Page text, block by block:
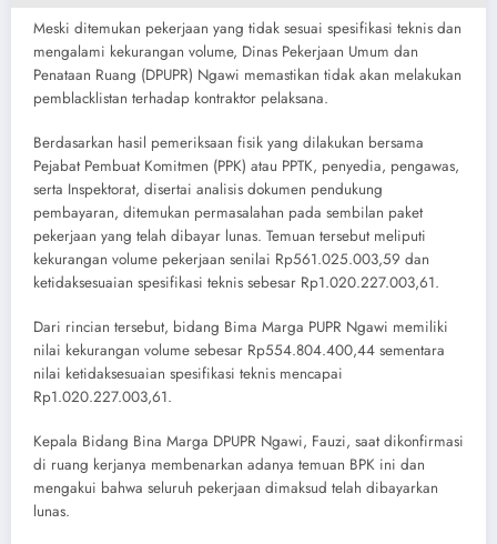
Meski ditemukan pekerjaan yang tidak sesuai spesifikasi teknis dan
mengalami kekurangan volume, Dinas Pekerjaan Umum dan
Penataan Ruang (DPUPR) Ngawi memastikan tidak akan melakukan
pemblacklistan terhadap kontraktor pelaksana.
Berdasarkan hasil pemeriksaan fisik yang dilakukan bersama
Pejabat Pembuat Komitmen (PPK) atau PPTK, penyedia, pengawas,
serta Inspektorat, disertai analisis dokumen pendukung
pembayaran, ditemukan permasalahan pada sembilan paket
pekerjaan yang telah dibayar lunas. Temuan tersebut meliputi
kekurangan volume pekerjaan senilai Rp561.025.003,59 dan
ketidaksesuaian spesifikasi teknis sebesar Rp1.020.227.003,61.
Dari rincian tersebut, bidang Bima Marga PUPR Ngawi memiliki
nilai kekurangan volume sebesar Rp554.804.400,44 sementara
nilai ketidaksesuaian spesifikasi teknis mencapai
Rp1.020.227.003,61.
Kepala Bidang Bina Marga DPUPR Ngawi, Fauzi, saat dikonfirmasi
di ruang kerjanya membenarkan adanya temuan BPK ini dan
mengakui bahwa seluruh pekerjaan dimaksud telah dibayarkan
lunas.